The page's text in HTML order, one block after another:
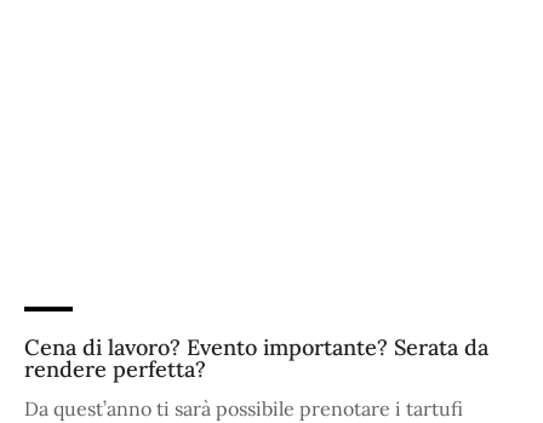
Cena di lavoro? Evento importante? Serata da
rendere perfetta?
Da quest’anno ti sarà possibile prenotare i tartufi